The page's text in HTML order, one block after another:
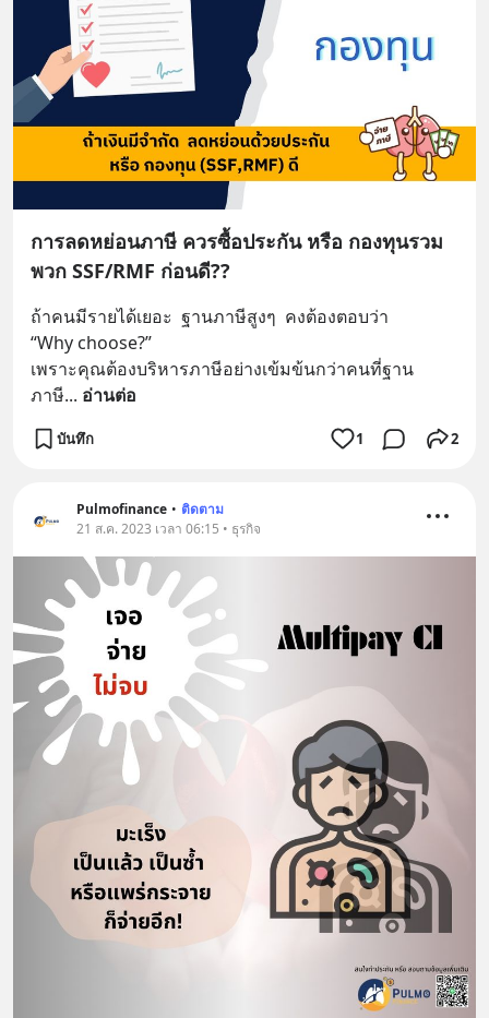
การลดหย่อนภาษี ควรซื้อประกัน หรือ กองทุนรวม
พวก SSF/RMF ก่อนดี??
ถ้าคนมีรายได้เยอะ  ฐานภาษีสูงๆ  คงต้องตอบว่า
“Why choose?”
เพราะคุณต้องบริหารภาษีอย่างเข้มข้นกว่าคนที่ฐาน
ภาษี... อ่านต่อ
บันทึก 1 2
Pulmofinance • ติดตาม
21 ส.ค. 2023 เวลา 06:15 • ธุรกิจ